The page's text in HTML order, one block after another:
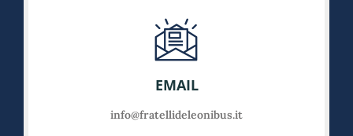
EMAIL
info@fratellideleonibus.it